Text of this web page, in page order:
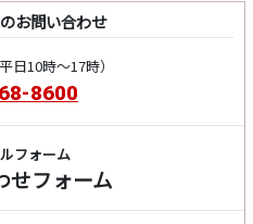
お問い合わせ
日10時～17時）
8600
フォーム
せフォーム